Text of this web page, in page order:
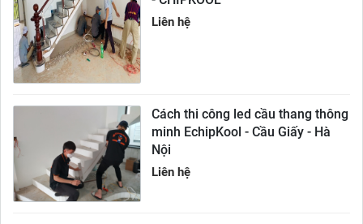
Liên hệ
Cách thi công led cầu thang thông
minh EchipKool - Cầu Giấy - Hà
Nội
Liên hệ